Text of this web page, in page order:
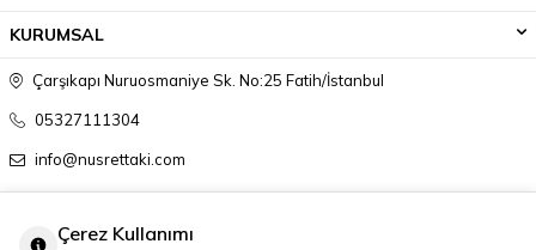
KURUMSAL
Çarşıkapı Nuruosmaniye Sk. No:25 Fatih/İstanbul
05327111304
info@nusrettaki.com
Çerez Kullanımı